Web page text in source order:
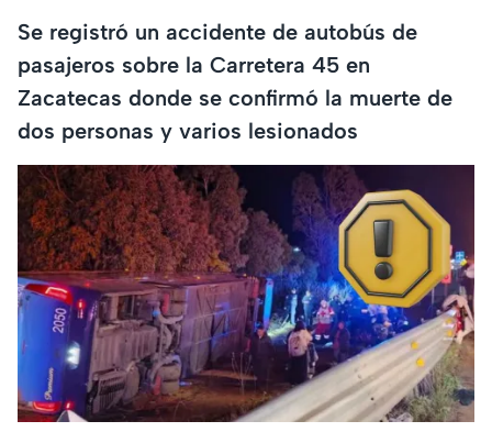
Se registró un accidente de autobús de
pasajeros sobre la Carretera 45 en
Zacatecas donde se confirmó la muerte de
dos personas y varios lesionados